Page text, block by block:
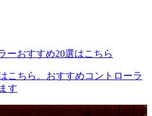
ーおすすめ20選はこちら
こちら。おすすめコントローラ
す
ーミングデバイスまとめ【ad】